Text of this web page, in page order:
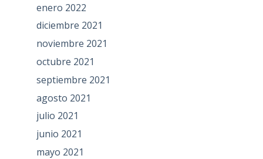
enero 2022
diciembre 2021
noviembre 2021
octubre 2021
septiembre 2021
agosto 2021
julio 2021
junio 2021
mayo 2021